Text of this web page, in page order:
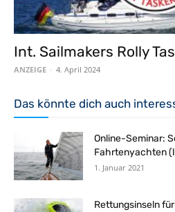
Int. Sailmakers Rolly
ANZEIGE - 4. April 2024
Das könnte dich auch
Online-Seminar:
Fahrtenyachten
1. Januar 2021
Rettungsinseln